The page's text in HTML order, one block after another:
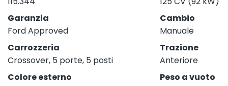
Garanzia
Ford Approved
Carrozzeria
Crossover, 5 porte, 5 posti
Colore esterno
Cambio
Manuale
Trazione
Anteriore
Peso a vuoto